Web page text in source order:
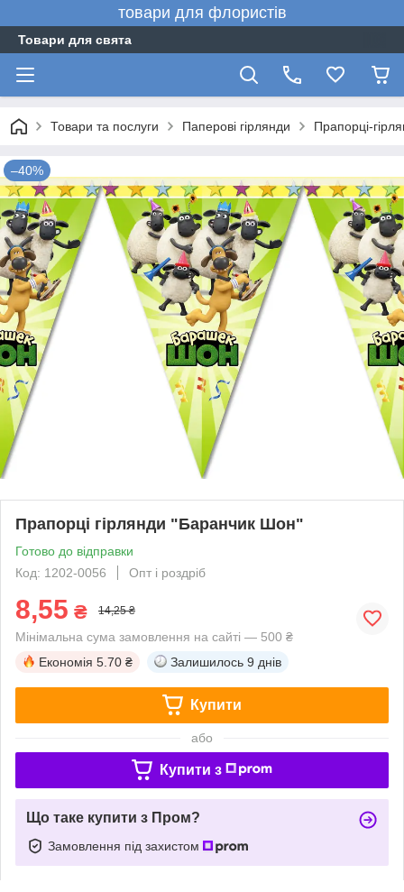
товари для флористів
Товари для свята
Товари та послуги Паперові гірлянди Прапорці-
–40%
Прапорці гірлянди "Баранчик Шон"
Готово до відправки
Код: 1202-0056
Опт і роздріб
8,55 ₴ 14,25 ₴
Мінімальна сума замовлення на сайті — 500 ₴
Економія 5.70 ₴ Залишилось 9 днів
Купити
або
Купити з
Що таке купити з Пром?
Замовлення під захистом